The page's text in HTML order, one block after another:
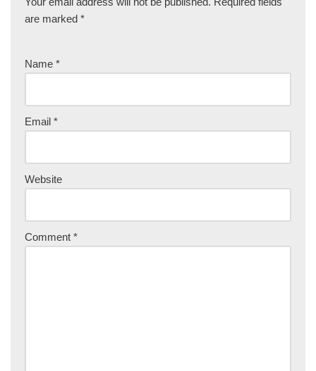
are marked *
Name *
Email *
Website
Comment *